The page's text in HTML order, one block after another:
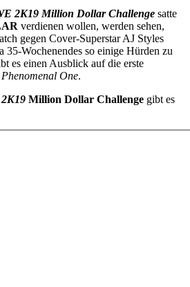
2K19 Million Dollar Challenge satte
verdienen wollen, werden sehen,
gegen Cover-Superstar AJ Styles
35-Wochenendes so einige Hürden zu
es einen Ausblick auf die erste
Phenomenal One.
Million Dollar Challenge gibt es